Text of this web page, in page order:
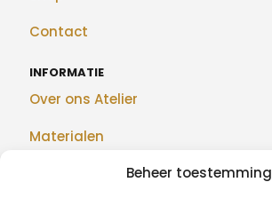
Beheer toestemming
Contact
INFORMATIE
Over ons Atelier
Materialen